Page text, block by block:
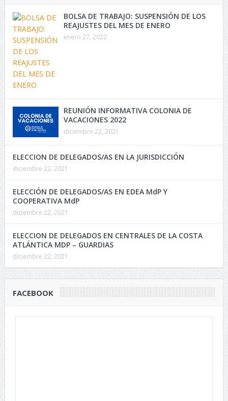
BOLSA DE TRABAJO: SUSPENSIÓN DE LOS
REAJUSTES DEL MES DE ENERO
enero 27, 2022
REUNIÓN INFORMATIVA COLONIA DE
VACACIONES 2022
diciembre 22, 2021
ELECCION DE DELEGADOS/AS EN LA JURISDICCIÓN
diciembre 22, 2021
ELECCIÓN DE DELEGADOS/AS EN EDEA MdP Y
COOPERATIVA MdP
diciembre 22, 2021
ELECCION DE DELEGADOS EN CENTRALES DE LA COSTA
ATLÁNTICA MDP – GUARDIAS
diciembre 22, 2021
FACEBOOK